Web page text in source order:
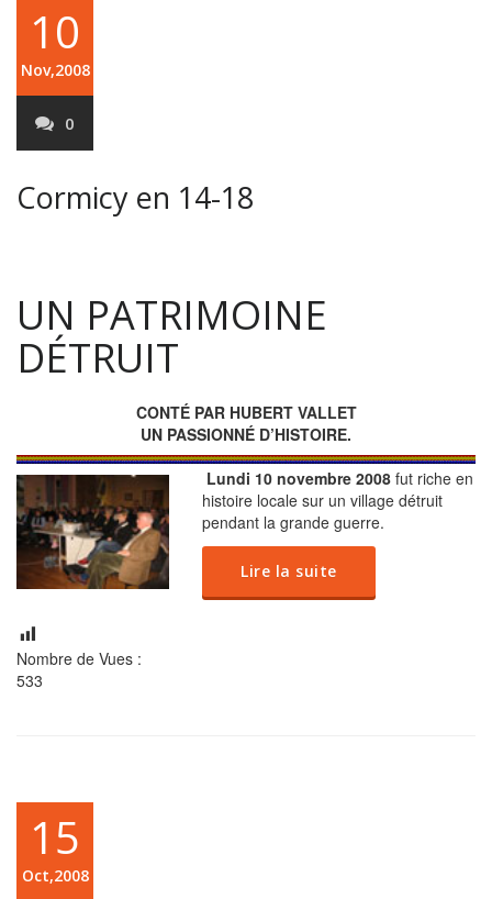
10
Nov,2008
0
Cormicy en 14-18
UN PATRIMOINE
DÉTRUIT
CONTÉ PAR HUBERT VALLET
UN PASSIONNÉ D’HISTOIRE.
Lundi 10 novembre 2008 fut riche en
histoire locale sur un village détruit
pendant la grande guerre.
Lire la suite
Nombre de Vues :
533
15
Oct,2008